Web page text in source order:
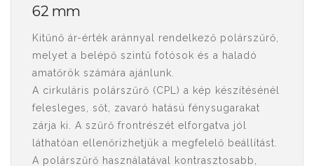
62 mm
Kitűnő ár-érték aránnyal rendelkező polárszűrő,
melyet a belépő szintű fotósok és a haladó
amatőrök számára ajánlunk.
A cirkuláris polárszűrő (CPL) a kép készítésénél
felesleges, sőt, zavaró hatású fénysugarakat
zárja ki. A szűrő frontrészét elforgatva jól
láthatóan ellenőrizhetjük a megfelelő beállítást.
A polárszűrő használatával kontrasztosabb,